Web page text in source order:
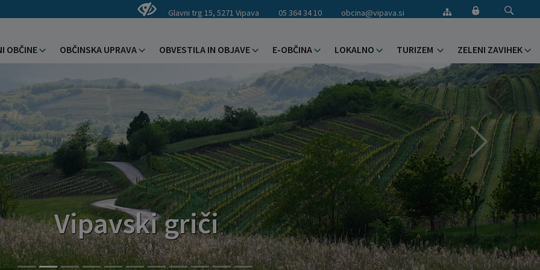
Glavni trg 15, 5271 Vipava 05 364 34 10 obcina@vipava.si
OBČINE OBČINSKA UPRAVA OBVESTILA IN OBJAVE E-OBČINA LOKALNO TURIZEM ZELENI ZAVIHEK
Vipavski griči
Naslednja slika